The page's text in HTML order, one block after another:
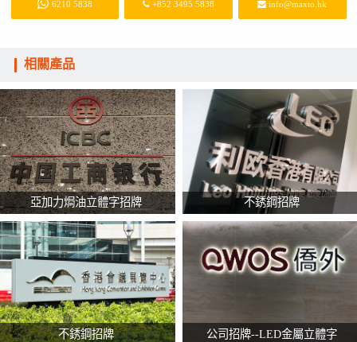
6210 5838 +852 3495 5838 info@maxto.hk
相關產品
亞加力焗油立體字招牌 不銹鋼招牌
不銹鋼招牌 公司招牌--LED金屬立體字